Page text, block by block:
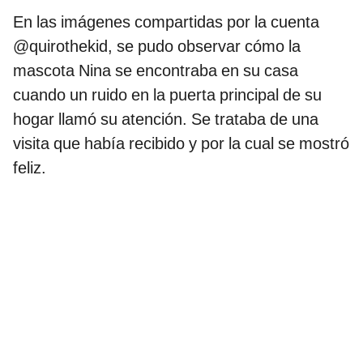
En las imágenes compartidas por la cuenta
@quirothekid, se pudo observar cómo la
mascota Nina se encontraba en su casa
cuando un ruido en la puerta principal de su
hogar llamó su atención. Se trataba de una
visita que había recibido y por la cual se mostró
feliz.